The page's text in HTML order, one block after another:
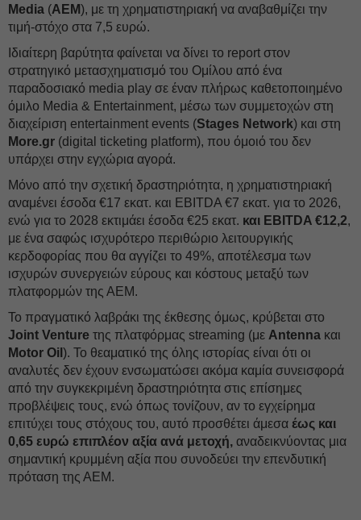
Media (AEM), με τη χρηματιστηριακή να αναβαθμίζει την
τιμή-στόχο στα 7,5 ευρώ.
Ιδιαίτερη βαρύτητα φαίνεται να δίνει το report στον
στρατηγικό μετασχηματισμό του Ομίλου από ένα
παραδοσιακό media play σε έναν πλήρως καθετοποιημένο
όμιλο Media & Entertainment, μέσω των συμμετοχών στη
διαχείριση entertainment events (Stages Network) και στη
More.gr (digital ticketing platform), που όμοιό του δεν
υπάρχει στην εγχώρια αγορά.
Μόνο από την σχετική δραστηριότητα, η χρηματιστηριακή
αναμένει έσοδα €17 εκατ. και EBITDA €7 εκατ. για το 2026,
ενώ για το 2028 εκτιμάει έσοδα €25 εκατ. και EBITDA €12,2,
με ένα σαφώς ισχυρότερο περιθώριο λειτουργικής
κερδοφορίας που θα αγγίζει το 49%, αποτέλεσμα των
ισχυρών συνεργειών εύρους και κόστους μεταξύ των
πλατφορμών της ΑΕΜ.
Το πραγματικό λαβράκι της έκθεσης όμως, κρύβεται στο
Joint Venture της πλατφόρμας streaming (με Antenna και
Motor Oil ). Το θεαματικό της όλης ιστορίας είναι ότι οι
αναλυτές δεν έχουν ενσωματώσει ακόμα καμία συνεισφορά
από την συγκεκριμένη δραστηριότητα στις επίσημες
προβλέψεις τους, ενώ όπως τονίζουν, αν το εγχείρημα
επιτύχει τους στόχους του, αυτό προσθέτει άμεσα έως και
0,65 ευρώ επιπλέον αξία ανά μετοχή, αναδεικνύοντας μια
σημαντική κρυμμένη αξία που συνοδεύει την επενδυτική
πρόταση της ΑΕΜ.